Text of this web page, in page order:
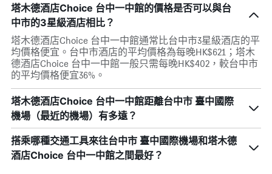
塔木德酒店Choice 台中一中館的價格是否可以與台
中市的3星級酒店相比？
塔木德酒店Choice 台中一中館通常比台中市3星級酒店的平
均價格便宜。台中市酒店的平均價格為每晚HK$621；塔木
德酒店Choice 台中一中館一般只需每晚HK$402，較台中市
的平均價格便宜36%。
塔木德酒店Choice 台中一中館距離台中市 臺中國際
機場（最近的機場）有多遠？
搭乘哪種交通工具來往台中市 臺中國際機場和塔木德
酒店Choice 台中一中館之間最好？